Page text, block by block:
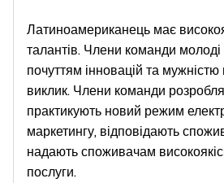
Латиноамериканець має
талантів. Члени команди молоді
почуттям інновацій та мужністю
виклик. Члени команди
практикують новий режим
маркетингу, відповідають
надають споживачам
послуги.